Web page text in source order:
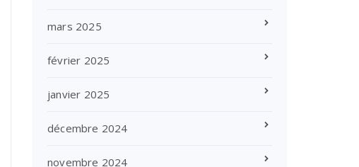
mars 2025
février 2025
janvier 2025
décembre 2024
novembre 2024